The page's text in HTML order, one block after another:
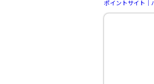
ポイントサイト｜